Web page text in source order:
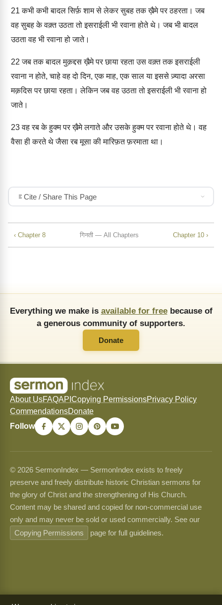
21 कभी कभी बादल सिर्फ़ शाम से लेकर सुबह तक ख़ैमे पर ठहरता। जब
वह सुबह के वक़्त उठता तो इसराईली भी रवाना होते थे। जब भी बादल
उठता वह भी रवाना हो जाते।
22 जब तक बादल मुक़द्दस ख़ैमे पर छाया रहता उस वक़्त तक इसराईली
रवाना न होते, चाहे वह दो दिन, एक माह, एक साल या इससे ज़्यादा अरसा
मक़दिस पर छाया रहता। लेकिन जब वह उठता तो इसराईली भी रवाना हो
जाते।
23वह रब के हुक्म पर ख़ैमे लगाते और उसके हुक्म पर रवाना होते थे। वह
वैसा ही करते थे जैसा रब मूसा की मारिफ़त फ़रमाता था।
Cite / Share This Page
‹ Chapter 8 गिनती — All Chapters Chapter 10 ›
Everything we make is available for freebecause of
a generous community of supporters.
Donate
About UsFAQAPI Copying PermissionsPrivacy Policy
CommendationsDonate
Follow
© 2026 SermonIndex — SermonIndex exists to freely
preserve and freely distribute historic Christian sermons for
the glory of Christ and the strengthening of His Church.
Content may be shared and copied for non-commercial use
only and may never be sold or used commercially. See our
Copying Permissions
page for full guidelines.